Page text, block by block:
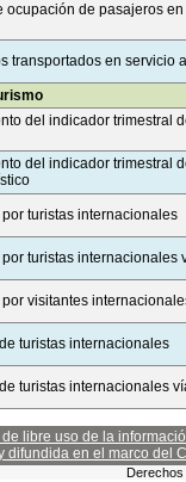
ocupación de pasajeros
transportados en servicio
del indicador trimestral
del indicador trimestral
por turistas internacionales
por turistas internacionales
por visitantes
turistas internacionales
turistas internacionales
libre uso de la
difundida en el marco del